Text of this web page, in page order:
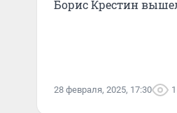
Борис Крестин
28 февраля, 2025, 17:30